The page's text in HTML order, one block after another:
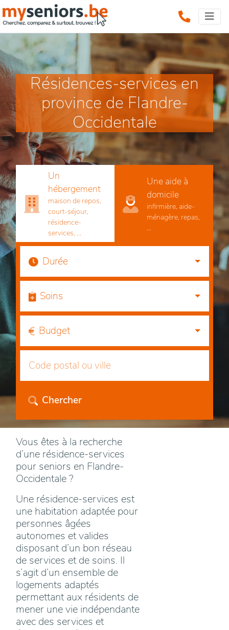
Résidences-services en
province de Flandre-
Occidentale
Un
hébergement
maison de repos,
court-séjour,
résidence-
services, ...
Une aide à
domicile
infirmière, aide-
ménagère, repas,
...
Durée
Soins
Budget
Chercher
Vous êtes à la recherche
d’une résidence-services
pour seniors en Flandre-
Occidentale ?
Une résidence-services est
une habitation adaptée pour
personnes âgées
autonomes et valides
disposant d’un bon réseau
de services et de soins. Il
s’agit d’un ensemble de
logements adaptés
permettant aux résidents de
mener une vie indépendante
avec des services et